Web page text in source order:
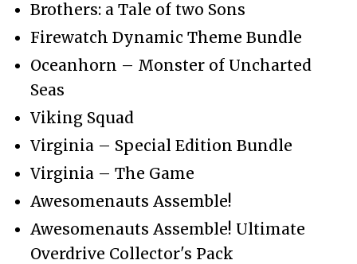
Brothers: a Tale of two Sons
Firewatch Dynamic Theme Bundle
Oceanhorn – Monster of Uncharted
Seas
Viking Squad
Virginia – Special Edition Bundle
Virginia – The Game
Awesomenauts Assemble!
Awesomenauts Assemble! Ultimate
Overdrive Collector's Pack